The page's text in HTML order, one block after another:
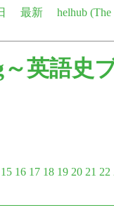
最新
helhub
～英語史
15 16 17 18 19 20 21 22